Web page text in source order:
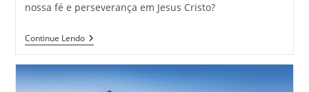
nossa fé e perseverança em Jesus Cristo?
Continue Lendo